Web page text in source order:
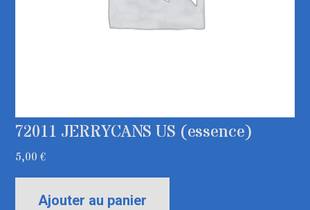
72011 JERRYCANS US (essence)
5,00€
Ajouter au panier